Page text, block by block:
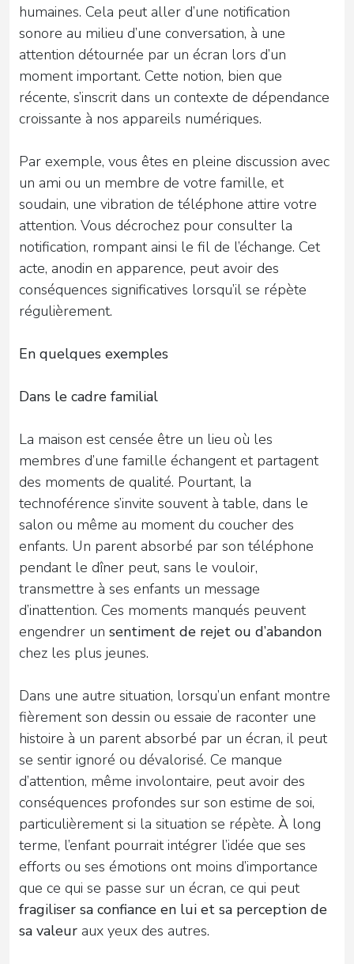
humaines. Cela peut aller d’une notification
sonore au milieu d’une conversation, à une
attention détournée par un écran lors d’un
moment important. Cette notion, bien que
récente, s’inscrit dans un contexte de dépendance
croissante à nos appareils numériques.
Par exemple, vous êtes en pleine discussion avec
un ami ou un membre de votre famille, et
soudain, une vibration de téléphone attire votre
attention. Vous décrochez pour consulter la
notification, rompant ainsi le fil de l’échange. Cet
acte, anodin en apparence, peut avoir des
conséquences significatives lorsqu’il se répète
régulièrement.
En quelques exemples
Dans le cadre familial
La maison est censée être un lieu où les
membres d’une famille échangent et partagent
des moments de qualité. Pourtant, la
technoférence s’invite souvent à table, dans le
salon ou même au moment du coucher des
enfants. Un parent absorbé par son téléphone
pendant le dîner peut, sans le vouloir,
transmettre à ses enfants un message
d’inattention. Ces moments manqués peuvent
engendrer un sentiment de rejet ou d’abandon
chez les plus jeunes.
Dans une autre situation, lorsqu’un enfant montre
fièrement son dessin ou essaie de raconter une
histoire à un parent absorbé par un écran, il peut
se sentir ignoré ou dévalorisé. Ce manque
d’attention, même involontaire, peut avoir des
conséquences profondes sur son estime de soi,
particulièrement si la situation se répète. À long
terme, l’enfant pourrait intégrer l’idée que ses
efforts ou ses émotions ont moins d’importance
que ce qui se passe sur un écran, ce qui peut
fragiliser sa confiance en lui et sa perception de
sa valeur aux yeux des autres.